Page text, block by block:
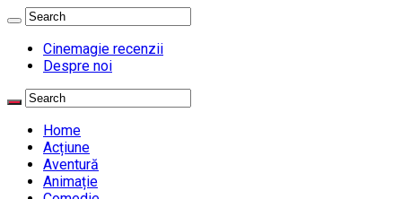
Cinemagie recenzii
Despre noi
Home
Acțiune
Aventură
Animație